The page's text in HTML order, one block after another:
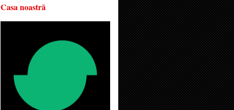
Casa noastră